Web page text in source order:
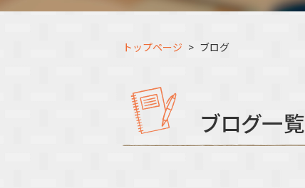
トップページ ブログ
ブログ一覧